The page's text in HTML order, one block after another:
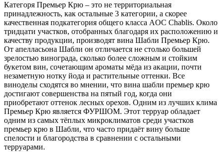
Категоря Премьер Крю – это не территориальная
принадлежность, как остальные 3 категории, а скорее
качественная подкатегория общего класса AOC Chablis. Около
тридцати участков, отобранных благодаря их расположению и
качеству продукции, производят вина Шабли Премьер Крю.
От апелласьона Шабли он отличается не столько большей
зрелостью винограда, сколько более сложным и стойким
букетом вин, сочетающим ароматы мёда из акации, почти
незаметную нотку йода и растительные оттенки. Все
виноделы сходятся во мнении, что вина шабли премьер крю
достигают совершенства на пятый год, когда они
приобретают оттенок лесных орехов. Одним из лучших клима
Премьер Крю является ФУРШОМ. Этот терруар обладает
одним из самых тёплых микроклиматов среди участков
премьер крю в Шабли, что часто придаёт вину больше
спелости и благородства в сравнении с остальными
терруарами.